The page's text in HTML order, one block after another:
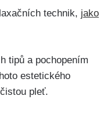
technik, jako
tipů a pochopením
estetického
⁤pleť.